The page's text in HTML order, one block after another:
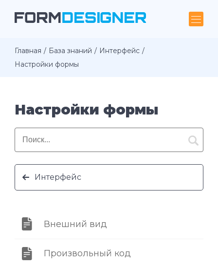
Главная База знаний
Интерфейс
Настройки формы
Настройки формы
Интерфейс
Внешний вид
Произвольный код